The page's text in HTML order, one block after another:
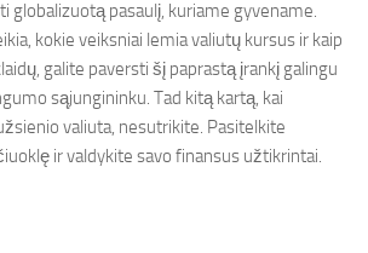
globalizuotą pasaulį, kuriame gyvename.
kokie veiksniai lemia valiutų kursus ir kaip
galite paversti šį paprastą įrankį galingu
sąjungininku. Tad kitą kartą, kai
valiuta, nesutrikite. Pasitelkite
ir valdykite savo finansus užtikrintai.